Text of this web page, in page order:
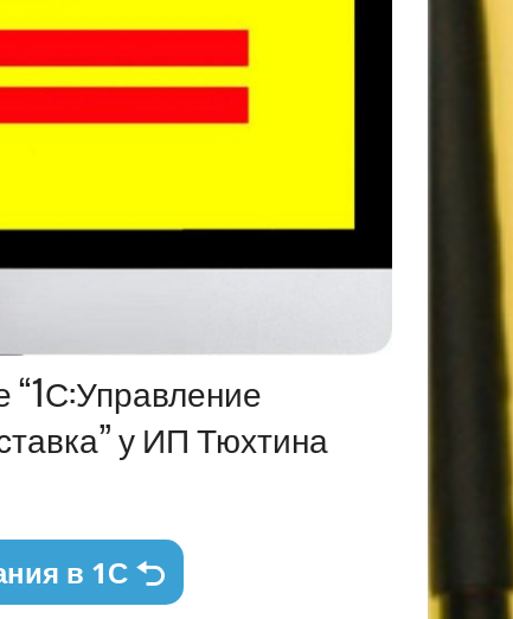
“1С:Управление
у ИП Тюхтина
в 1С